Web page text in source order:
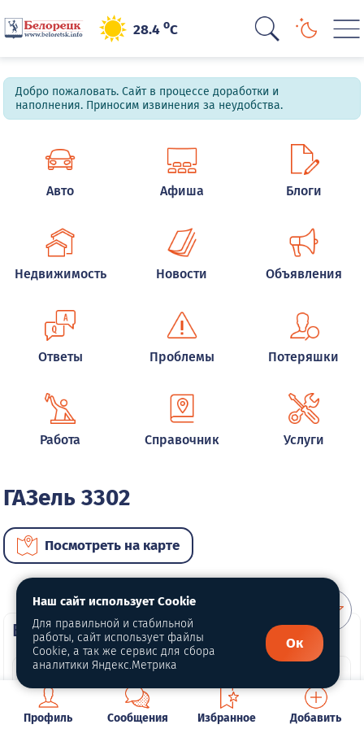
28.4oC
Добро пожаловать. Сайт в процессе доработки и
наполнения. Приносим извинения за неудобства.
Авто Афиша Блоги
Недвижимость Новости Объявления
Ответы Проблемы Потеряшки
Работа Справочник Услуги
ГАЗель 3302
Посмотреть на карте
ВИП автомобили
Профиль Сообщения Избранное Добавить
Наш сайт использует Cookie
Для правильной и стабильной
работы, сайт использует файлы
Cookie, а так же сервис для сбора
аналитики Яндекс.Метрика
Ок